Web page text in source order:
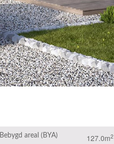
Bebygd areal (BYA) 127.0m2